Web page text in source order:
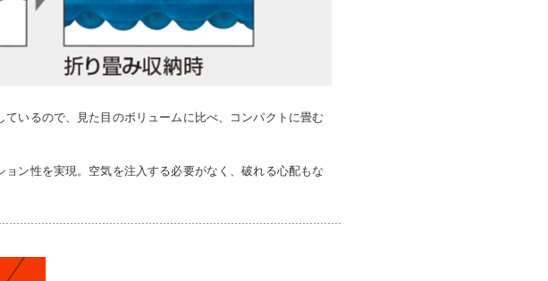
いるので、見た目のボリュームに比べ、コンパクトに畳む
ン性を実現。空気を注入する必要がなく、破れる心配もな